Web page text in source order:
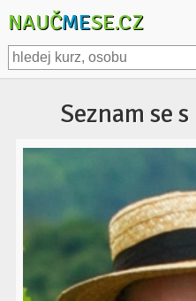
NAUČMESE.CZ
Seznam se s